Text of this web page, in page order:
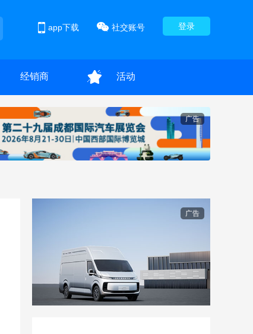
登录
社交账号
app下载
经销商 活动
广告
广告